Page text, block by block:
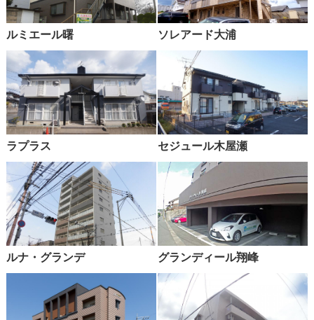
ルミエール曙 ソレアード大浦
ラプラス セジュール木屋瀬
ルナ・グランデ グランディール翔峰